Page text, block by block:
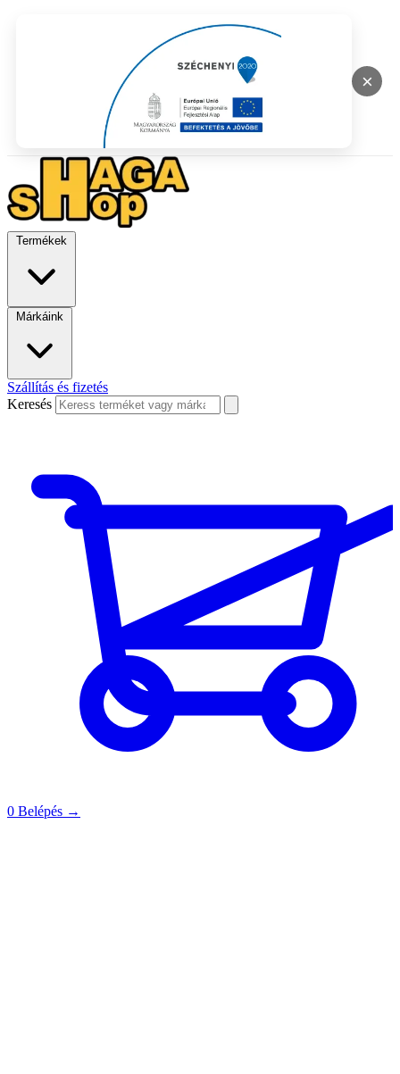
×
Termékek
Márkáink
Szállítás és fizetés
Keresés
0 Belépés →